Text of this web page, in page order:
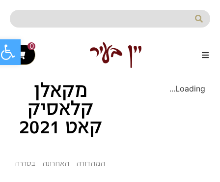
0
Loading... מקאלן
קלאסיק
קאט 2021
המהדורה האחרונה בסדרה
פתח